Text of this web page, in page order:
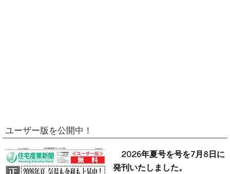
ユーザー版を公開中！
2026年夏号を号を7月8日に
発刊いたしました。